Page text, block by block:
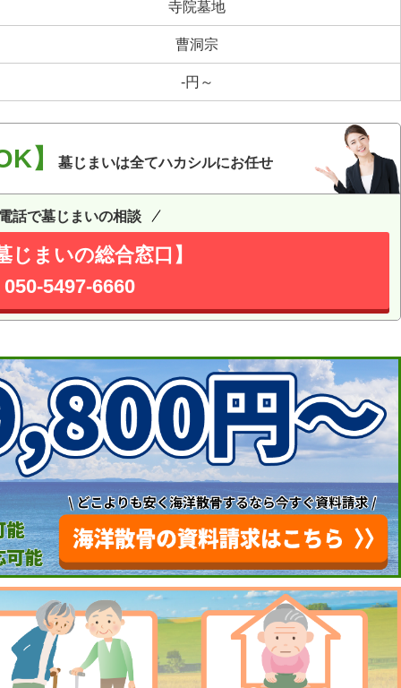
寺院墓地
曹洞宗
-円～
】 墓じまいは全てハカシルにお任せ
話で墓じまいの相談
じまいの総合窓口】
050-5497-6660